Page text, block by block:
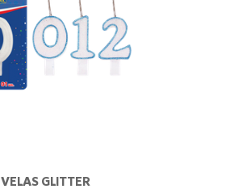
VELAS GLITTER